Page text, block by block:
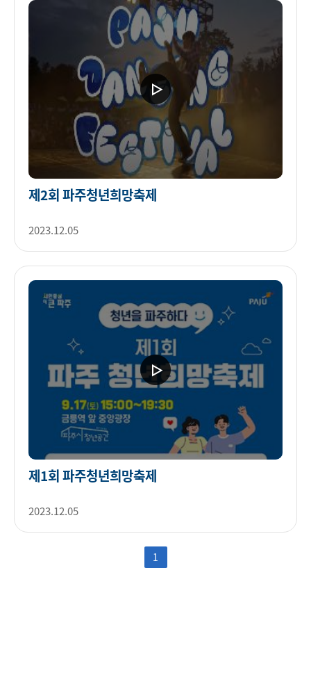
제2회 파주청년희망축제
2023.12.05
제1회 파주청년희망축제
2023.12.05
1